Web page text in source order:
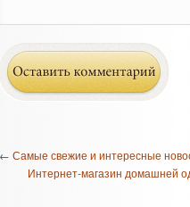
Самые свежие и интересные
Интернет-магазин домашней